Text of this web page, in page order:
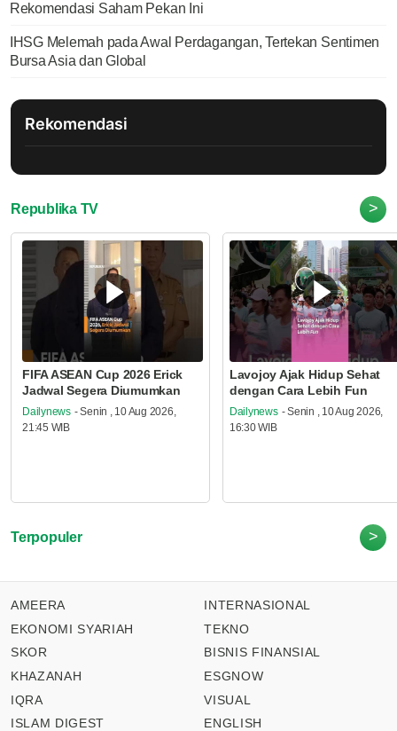
Rekomendasi Saham Pekan Ini
IHSG Melemah pada Awal Perdagangan, Tertekan Sentimen
Bursa Asia dan Global
Rekomendasi
Republika TV >
FIFA ASEAN Cup 2026 Erick
Jadwal Segera Diumumkan
Dailynews - Senin , 10 Aug 2026,
21:45 WIB
Lavojoy Ajak Hidup Sehat
dengan Cara Lebih Fun
Dailynews - Senin , 10 Aug 2026,
16:30 WIB
Terpopuler >
AMEERA
EKONOMI SYARIAH
SKOR
KHAZANAH
IQRA
ISLAM DIGEST
INTERNASIONAL
TEKNO
BISNIS FINANSIAL
ESGNOW
VISUAL
ENGLISH